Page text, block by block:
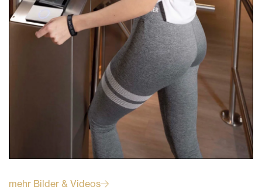
mehr Bilder & Videos